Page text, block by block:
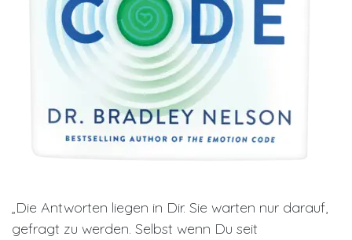
„Die Antworten liegen in Dir. Sie warten nur darauf,
gefragt zu werden. Selbst wenn Du seit